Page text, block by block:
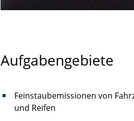
Aufgabengebiete
Feinstaubemissionen von
und Reifen